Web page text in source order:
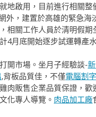
地啟用，目前進行相關
外，建置於高雄的緊急
相關工作人員於清明假
4月底開始逐步試運轉產
開市場。坐月子經驗談-
,背板品質佳，不僅電腦割字
肉販售企業品質保證，歡
化專人導覽。 肉品加工廠